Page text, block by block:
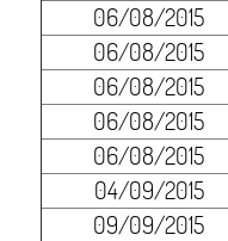
06/08/2015
06/08/2015
06/08/2015
06/08/2015
06/08/2015
04/09/2015
09/09/2015